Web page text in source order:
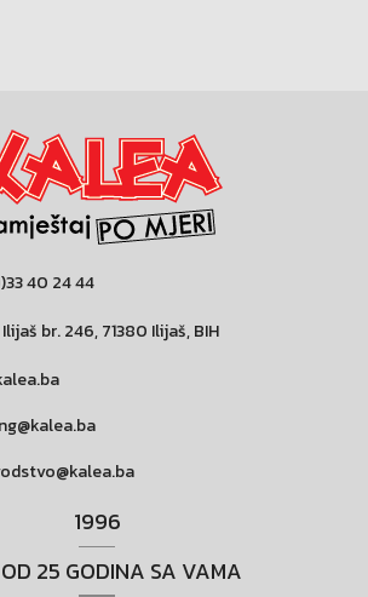
40 24 44
br. 246, 71380 Ilijaš, BIH
1996
25 GODINA SA VAMA